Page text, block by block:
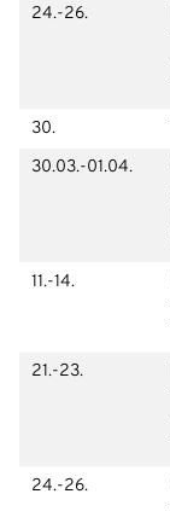
24.-26.
30.
30.03.-01.04.
11.-14.
21.-23.
24.-26.